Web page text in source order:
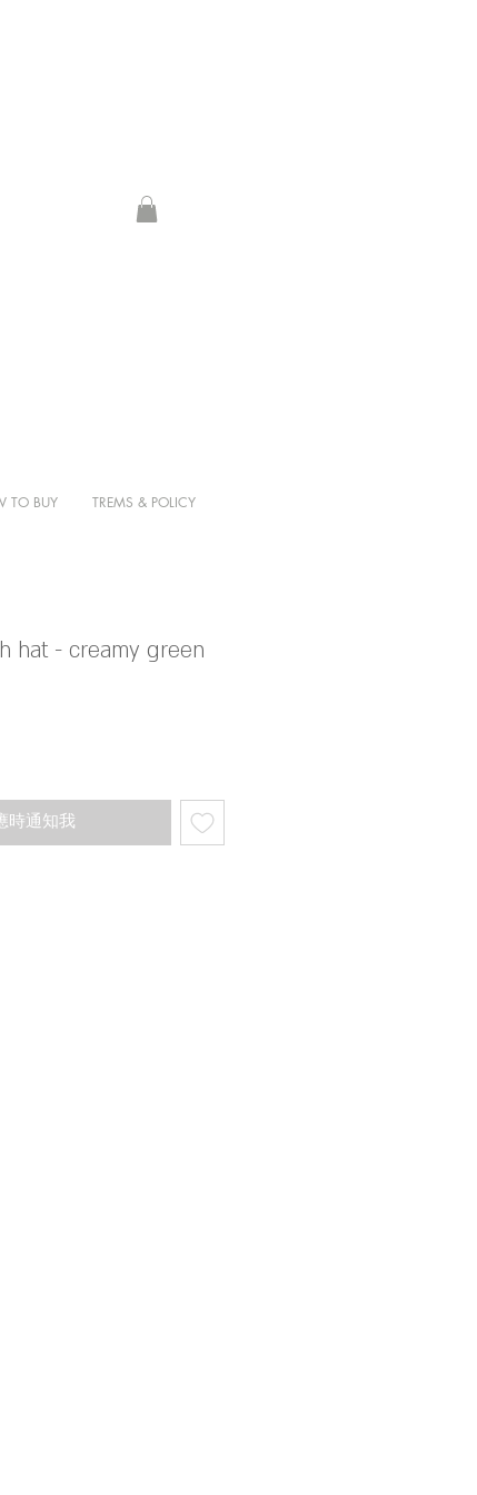
TO BUY TREMS & POLICY
hat - creamy green
時通知我